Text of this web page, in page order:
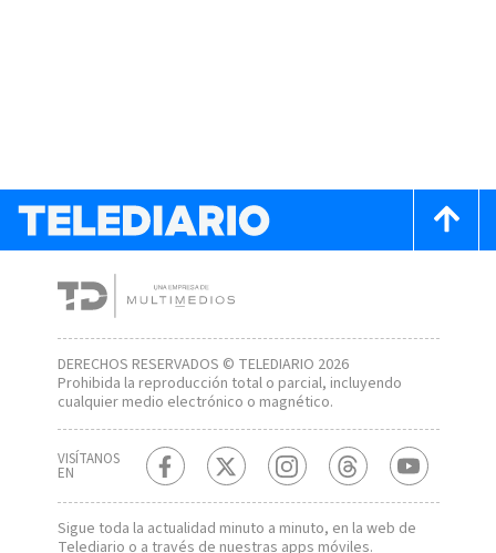
DERECHOS RESERVADOS © TELEDIARIO 2026
Prohibida la reproducción total o parcial, incluyendo
cualquier medio electrónico o magnético.
VISÍTANOS
EN
Sigue toda la actualidad minuto a minuto, en la web de
Telediario o a través de nuestras apps móviles.